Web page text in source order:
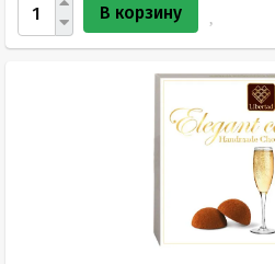
В корзину